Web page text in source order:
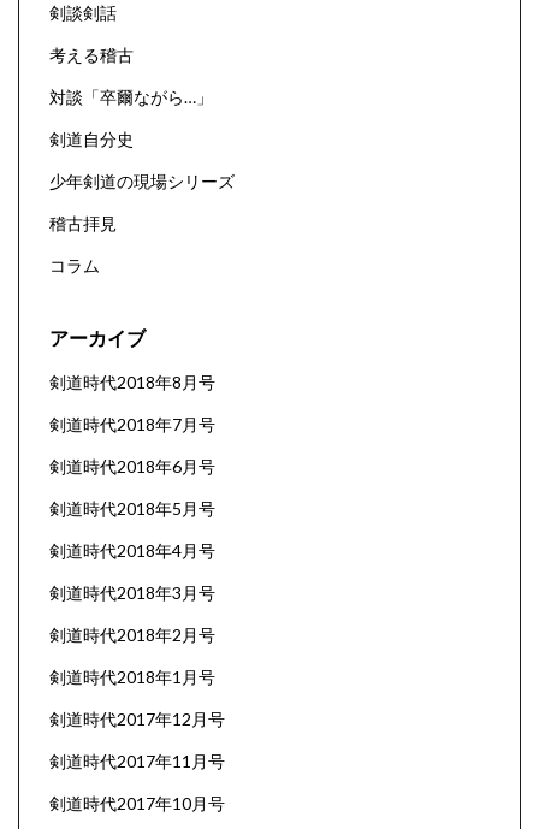
剣談剣話
考える稽古
対談「卒爾ながら…」
剣道自分史
少年剣道の現場シリーズ
稽古拝見
コラム
アーカイブ
剣道時代2018年8月号
剣道時代2018年7月号
剣道時代2018年6月号
剣道時代2018年5月号
剣道時代2018年4月号
剣道時代2018年3月号
剣道時代2018年2月号
剣道時代2018年1月号
剣道時代2017年12月号
剣道時代2017年11月号
剣道時代2017年10月号